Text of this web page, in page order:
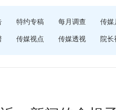
特约专稿 每月调查 传媒
传媒视点 传媒透视 院长